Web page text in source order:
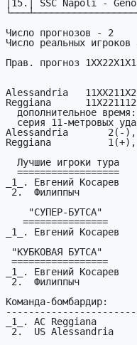
│15.│ SSC Napoli -
Число
Число реальных
Прав. прогноз
Alessandria
Reggiana
Alessandria       2(-
Reggiana
_1_. Евгений
_1_. Евгений
_1_. Евгений
Команда-бомбардир:
_1_. AC Reggiana